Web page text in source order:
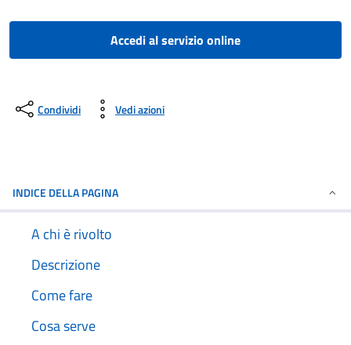
Accedi al servizio online
Condividi Vedi azioni
INDICE DELLA PAGINA
A chi è rivolto
Descrizione
Come fare
Cosa serve